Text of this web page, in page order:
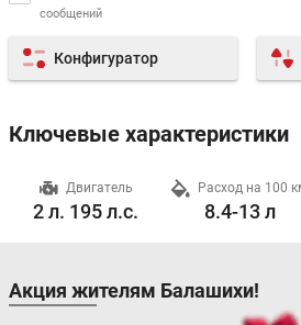
сообщений
Конфигуратор
Ключевые характеристики
Двигатель
2 л. 195 л.с.
Расход на 100
8.4-13 л
Акция жителям Балашихи!